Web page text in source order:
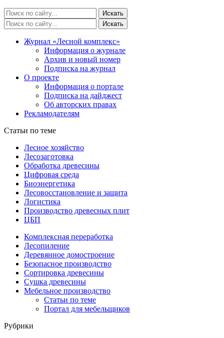
Журнал «Лесной комплекс»
Информация о журнале
Архив и новый номер
Подписка на журнал
О проекте
Информация о портале
Подписка на дайджест
Об авторских правах
Рекламодателям
Статьи по теме
Лесное хозяйство
Лесозаготовка
Обработка древесины
Цифровая среда
Биоэнергетика
Лесовосстановление и защита
Логистика
Производство древесных плит
ЦБП
Комплексная переработка
Лесопиление
Деревянное домостроение
Безопасное производство
Сортировка древесины
Сушка древесины
Мебельное производство
Статьи по теме
Портал для мебельщиков
Рубрики